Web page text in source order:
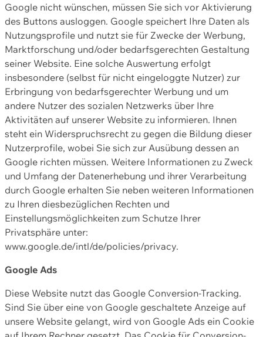
Google nicht wünschen, müssen Sie sich vor Aktivierung
des Buttons ausloggen. Google speichert Ihre Daten als
Nutzungsprofile und nutzt sie für Zwecke der Werbung,
Marktforschung und/oder bedarfsgerechten Gestaltung
seiner Website. Eine solche Auswertung erfolgt
insbesondere (selbst für nicht eingeloggte Nutzer) zur
Erbringung von bedarfsgerechter Werbung und um
andere Nutzer des sozialen Netzwerks über Ihre
Aktivitäten auf unserer Website zu informieren. Ihnen
steht ein Widerspruchsrecht zu gegen die Bildung dieser
Nutzerprofile, wobei Sie sich zur Ausübung dessen an
Google richten müssen. Weitere Informationen zu Zweck
und Umfang der Datenerhebung und ihrer Verarbeitung
durch Google erhalten Sie neben weiteren Informationen
zu Ihren diesbezüglichen Rechten und
Einstellungsmöglichkeiten zum Schutze Ihrer
Privatsphäre unter:
www.google.de/intl/de/policies/privacy.
Google Ads
Diese Website nutzt das Google Conversion-Tracking.
Sind Sie über eine von Google geschaltete Anzeige auf
unsere Website gelangt, wird von Google Ads ein Cookie